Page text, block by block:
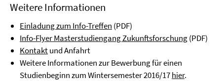
Weitere Informationen
Einladung zum Info-Treffen (PDF)
Info-Flyer Masterstudiengang Zukunftsforschung(PDF)
Kontaktund Anfahrt
Weitere Informationen zur Bewerbung für einen
Studienbeginn zum Wintersemester 2016/17hier.